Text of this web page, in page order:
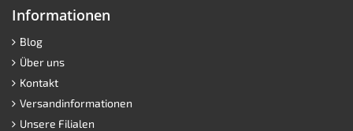
Informationen
Blog
Über uns
Kontakt
Versandinformationen
Unsere Filialen